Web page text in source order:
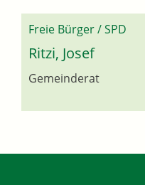
Freie Bürger / SPD
Ritzi, Josef
Gemeinderat